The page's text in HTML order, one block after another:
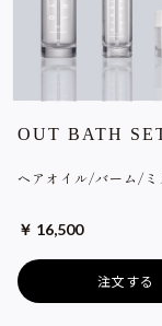
OUT BATH
ヘアオイル/バーム/ミ
￥ 16,500
注文する